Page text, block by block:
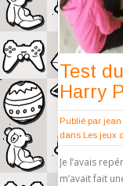
Test
Harry
Publié par jean
dans Les jeux
Je l’avais
m’avait fait